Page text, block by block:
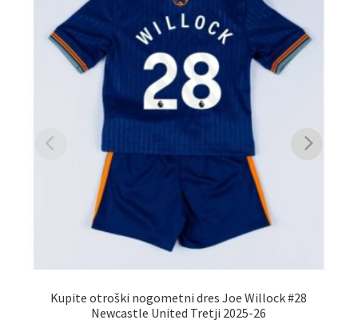
Kupite otroški nogometni dres Joe Willock #28
Newcastle United Tretji 2025-26